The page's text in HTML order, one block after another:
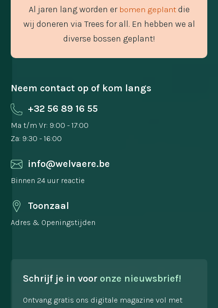
Al jaren lang worden er bomen geplantdie
wij doneren via Trees for all. En hebben we al
diverse bossen geplant!
Neem contact op of kom langs
+32 56 89 16 55
Ma t/m Vr: 9:00 - 17:00
Za: 9:30 - 16:00
info@welvaere.be
Binnen 24 uur reactie
Toonzaal
Adres & Openingstijden
Schrijf je in voor onze nieuwsbrief!
Ontvang gratis ons digitale magazine vol met